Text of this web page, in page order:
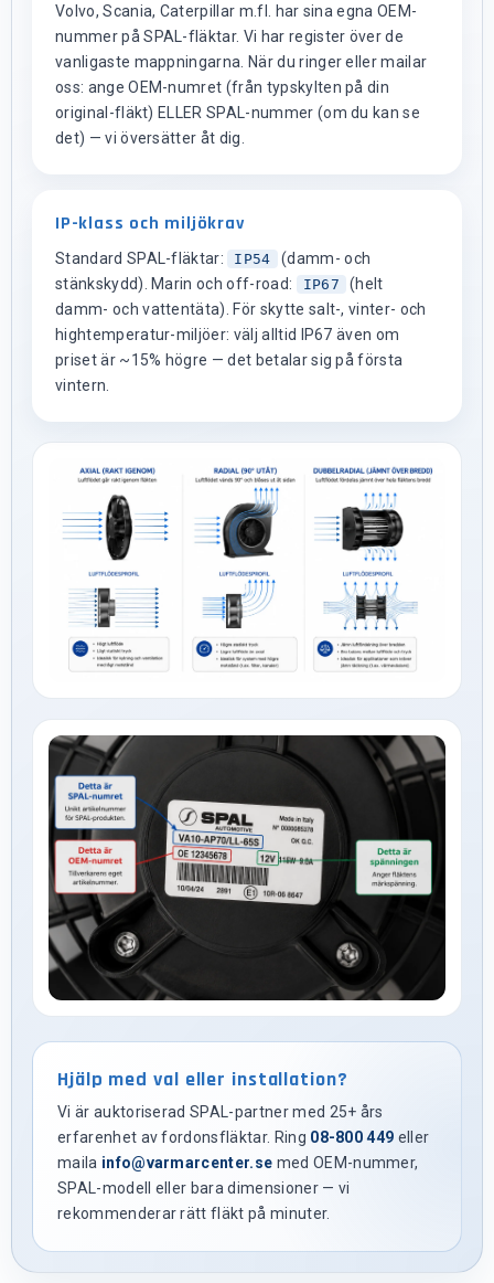
Volvo, Scania, Caterpillar m.fl. har sina egna OEM-
nummer på SPAL-fläktar. Vi har register över de
vanligaste mappningarna. När du ringer eller mailar
oss: ange OEM-numret (från typskylten på din
original-fläkt) ELLER SPAL-nummer (om du kan se
det) — vi översätter åt dig.
IP-klass och miljökrav
Standard SPAL-fläktar: IP54
(damm- och
stänkskydd). Marin och off-road:
IP67
(helt
damm- och vattentäta). För skytte salt-, vinter- och
hightemperatur-miljöer: välj alltid IP67 även om
priset är ~15% högre — det betalar sig på första
vintern.
Hjälp med val eller installation?
Vi är auktoriserad SPAL-partner med 25+ års
erfarenhet av fordonsfläktar. Ring 08-800 449 eller
maila info@varmarcenter.se med OEM-nummer,
SPAL-modell eller bara dimensioner — vi
rekommenderar rätt fläkt på minuter.